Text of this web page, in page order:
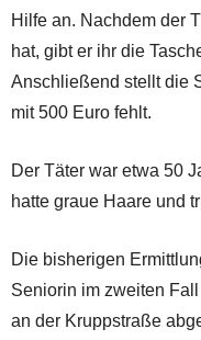
Hilfe an. Nachdem der
hat, gibt er ihr die
Anschließend stellt die
mit 500 Euro fehlt.
Der Täter war etwa 50
hatte graue Haare und
Die bisherigen
Seniorin im zweiten
an der Kruppstraße